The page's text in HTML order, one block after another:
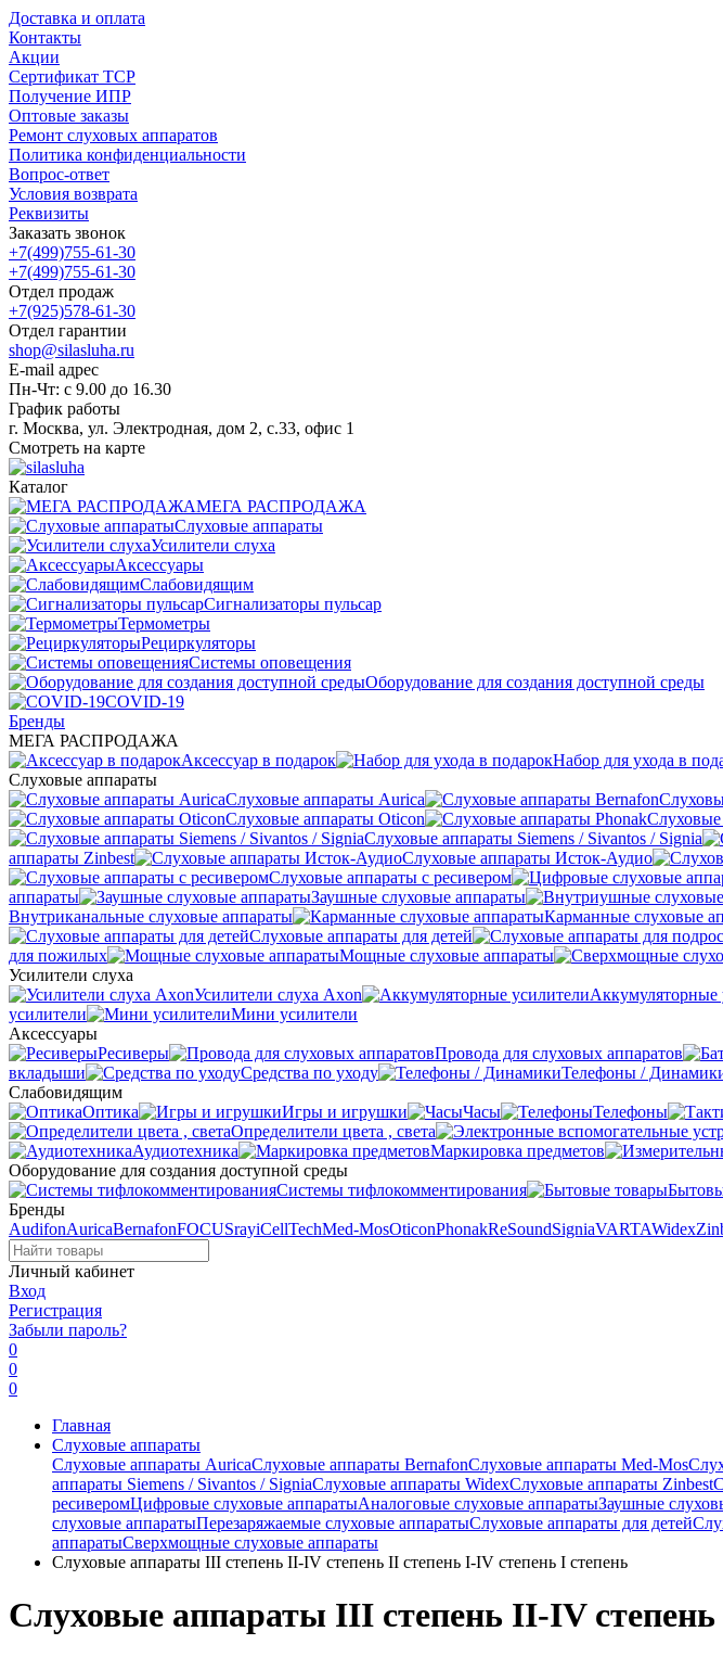
Доставка и оплата
Контакты
Акции
Сертификат ТСР
Получение ИПР
Оптовые заказы
Ремонт слуховых аппаратов
Политика конфиденциальности
Вопрос-ответ
Условия возврата
Реквизиты
Заказать звонок
+7(499)755-61-30
+7(499)755-61-30
Отдел продаж
+7(925)578-61-30
Отдел гарантии
shop@silasluha.ru
E-mail адрес
Пн-Чт: с 9.00 до 16.30
График работы
г. Москва, ул. Электродная, дом 2, с.33, офис 1
Смотреть на карте
Каталог
МЕГА РАСПРОДАЖА
Слуховые аппараты
Усилители слуха
Аксессуары
Слабовидящим
Сигнализаторы пульсар
Термометры
Рециркуляторы
Cистемы оповещения
Оборудование для создания доступной среды
COVID-19
Бренды
МЕГА РАСПРОДАЖА
Аксессуар в подарок
Набор для ухода в
Слуховые аппараты
Слуховые аппараты Aurica
Слуховые аппараты Oticon
Слуховые
Слуховые аппараты Siemens / Sivantos / Signia
аппараты Zinbest
Слуховые аппараты Исток-Аудио
Слуховые аппараты с ресивером
аппараты
Заушные слуховые аппараты
Внутриканальные слуховые аппараты
Карманные слуховые
Слуховые аппараты для детей
для пожилых
Мощные слуховые аппараты
Усилители слуха
Усилители слуха Axon
Аккумуляторные
усилители
Мини усилители
Аксессуары
Ресиверы
Провода для слуховых аппаратов
вкладыши
Средства по уходу Телефоны /
Слабовидящим
Оптика
Игры и игрушки Часы Телефоны
Определители цвета , света
Аудиотехника
Маркировка предметов
Оборудование для создания доступной среды
Системы тифлокомментирования
Бренды
AudifonAuricaBernafonFOCUSrayiCellTechMed-MosOticonPhonakReSoundSigniaVARTAWidex
Личный кабинет
Вход
Регистрация
Забыли пароль?
0
0
0
Главная
Слуховые аппараты
Слуховые аппараты AuricaСлуховые аппараты BernafonСлуховые аппараты Med-Mos
аппараты Siemens / Sivantos / SigniaСлуховые аппараты WidexСлуховые аппараты Zinbest
ресиверомЦифровые слуховые аппаратыАналоговые слуховые аппаратыЗаушные
слуховые аппаратыПерезаряжаемые слуховые аппаратыСлуховые аппараты для детей
аппаратыСверхмощные слуховые аппараты
Слуховые аппараты III степень II-IV степень II степень I-IV степень I степень
Слуховые аппараты III степень II-IV